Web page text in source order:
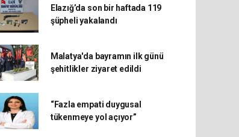
Elazığ’da son bir haftada 119
şüpheli yakalandı
Malatya'da bayramın ilk günü
şehitlikler ziyaret edildi
“Fazla empati duygusal
tükenmeye yol açıyor”